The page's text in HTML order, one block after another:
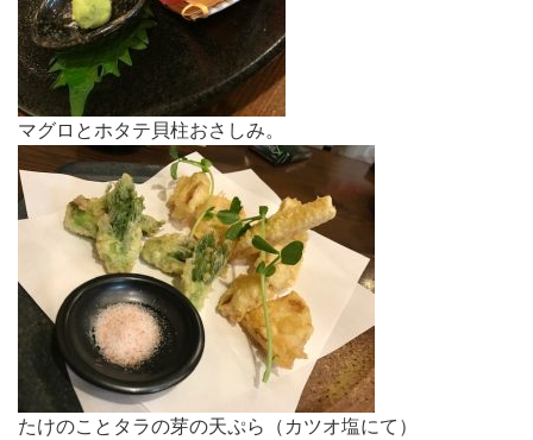
マグロとホタテ貝柱おさしみ。
たけのことタラの芽の天ぷら（カツオ塩にて）